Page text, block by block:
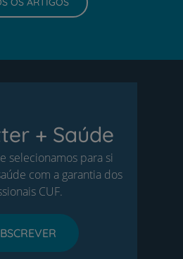
+ Saúde
selecionamos para si
com a garantia dos
CUF.